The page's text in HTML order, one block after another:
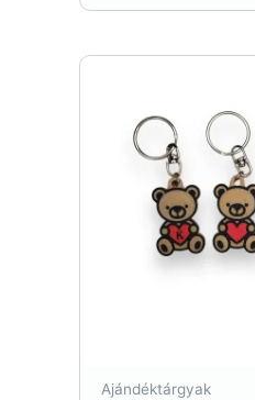
Ajándéktárgyak